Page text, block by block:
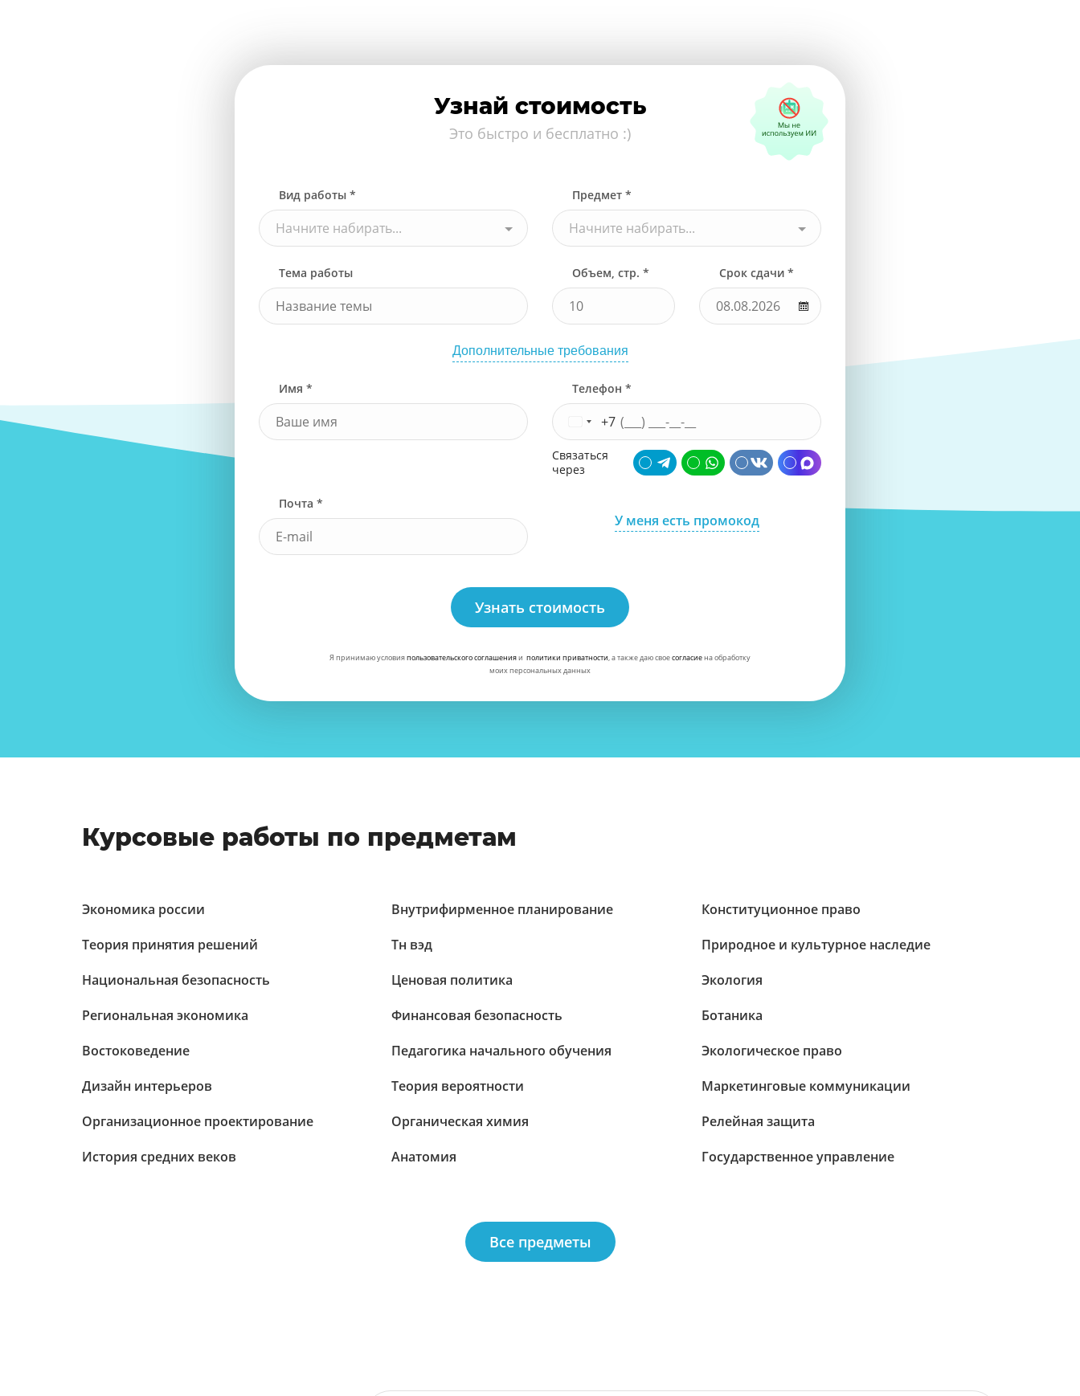
Узнай стоимость
Это быстро и бесплатно :)
Вид работы *
Начните набирать...
Предмет *
Начните набирать...
Тема работы Объем, стр. * Срок сдачи *
Дополнительные требования
Имя * Телефон *
+7
Связаться
через
Почта *
У меня есть промокод
Узнать стоимость
Я принимаю условияпользовательского соглашенияи политики приватности, а также даю своесогласиена обработку
моих персональных данных
Курсовые работы по предметам
Экономика россии
Теория принятия решений
Национальная безопасность
Региональная экономика
Востоковедение
Дизайн интерьеров
Организационное проектирование
История средних веков
Внутрифирменное планирование
Тн вэд
Ценовая политика
Финансовая безопасность
Педагогика начального обучения
Теория вероятности
Органическая химия
Анатомия
Конституционное право
Природное и культурное наследие
Экология
Ботаника
Экологическое право
Маркетинговые коммуникации
Релейная защита
Государственное управление
Все предметы